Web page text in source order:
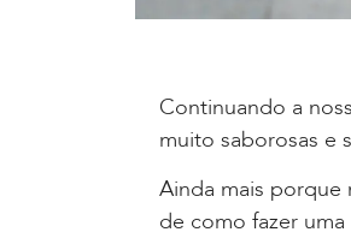
Continuando a
muito saborosas e
Ainda mais porque
de como fazer